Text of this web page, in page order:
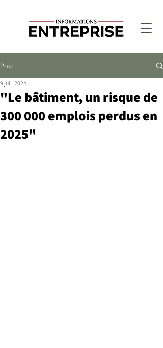
Post
"Le bâtiment, un risque de
300 000 emplois perdus en
2025"
9 juil. 2024